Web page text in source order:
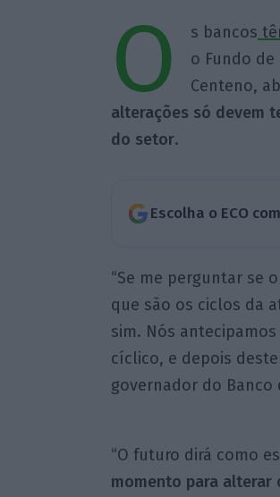
O s bancos
o Fundo
Centeno,
alterações só devem
do setor.
Escolha o ECO
“Se me perguntar se
que são os ciclos da
sim. Nós
cíclico, e depois
governador do
“O futuro dirá como
momento para